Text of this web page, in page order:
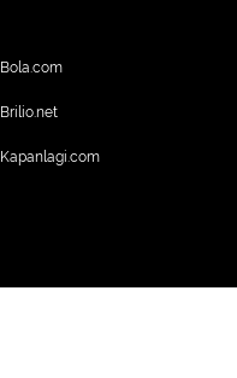
Bola.com
Brilio.net
Kapanlagi.com